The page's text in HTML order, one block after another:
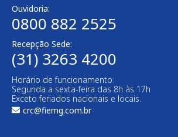
Ouvidoria:
0800 882 2525
Recepção Sede:
(31) 3263 4200
Horário de funcionamento:
Segunda a sexta-feira das 8h às 17h
Exceto feriados nacionais e locais.
crc@fiemg.com.br